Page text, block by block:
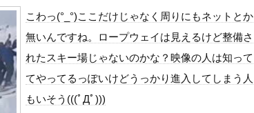
ッピングして食べるのが好き
ト民から新社会人の初ボーナスくらいしかないと...
褒めてる日本、中国人からは馬鹿にされてる...
ん攻めされたいよな！
の炊飯器で草 ほか
こわっ(°_°)ここだけじゃなく周りにもネットとか
無いんですね。ロープウェイは見えるけど整備さ
れたスキー場じゃないのかな？映像の人は知って
てやってるっぽいけどうっかり進入してしまう人
もいそう(((ﾟДﾟ)))